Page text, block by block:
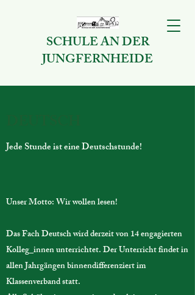
SCHULE AN DER
JUNGFERNHEIDE
Jede Stunde ist eine Deutschstunde!
Unser Motto: Wir wollen lesen!
Das Fach Deutsch wird derzeit von 14 engagierten
Kolleg_innen unterrichtet. Der Unterricht findet in
allen Jahrgängen binnendifferenziert im
Klassenverband statt.